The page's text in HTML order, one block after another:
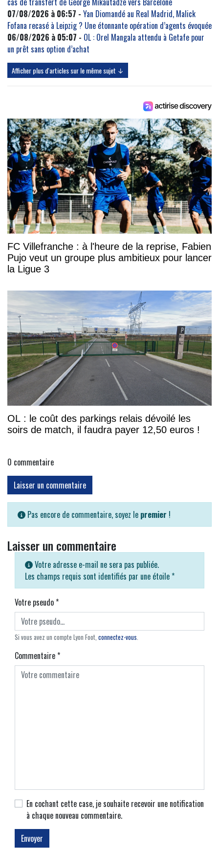
07/08/2026 à 06:57 - Yan Diomandé au Real Madrid, Malick
Fofana recasé à Leipzig ? Une étonnante opération d’agents évoquée
06/08/2026 à 05:07 - OL : Orel Mangala attendu à Getafe pour
un prêt sans option d’achat
Afficher plus d'articles sur le même sujet ↓
FC Villefranche : à l'heure de la reprise, Fabien
Pujo veut un groupe plus ambitieux pour lancer
la Ligue 3
OL : le coût des parkings relais dévoilé les
soirs de match, il faudra payer 12,50 euros !
0 commentaire
Laisser un commentaire
Pas encore de commentaire, soyez le premier !
Laisser un commentaire
Votre adresse e-mail ne sera pas publiée.
Les champs requis sont identifiés par une étoile *
Votre pseudo*
Si vous avez un compte Lyon Foot, connectez-vous.
Commentaire*
En cochant cette case, je souhaite recevoir une notification
à chaque nouveau commentaire.